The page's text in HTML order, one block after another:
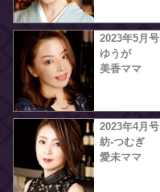
2023年5月号
ゆうが
美香ママ
2023年4月号
紡-つむぎ
愛未ママ